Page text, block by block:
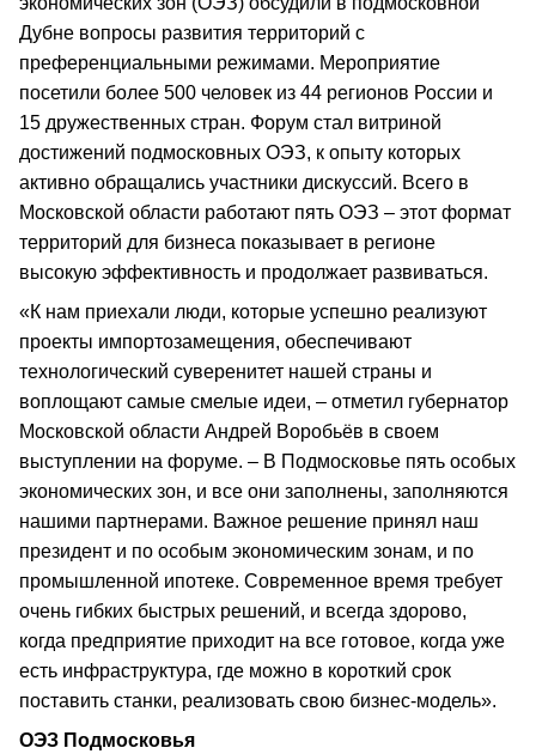
Дубне вопросы развития территорий с
преференциальными режимами. Мероприятие
посетили более 500 человек из 44 регионов России и
15 дружественных стран. Форум стал витриной
достижений подмосковных ОЭЗ, к опыту которых
активно обращались участники дискуссий. Всего в
Московской области работают пять ОЭЗ – этот формат
территорий для бизнеса показывает в регионе
высокую эффективность и продолжает развиваться.
«К нам приехали люди, которые успешно реализуют
проекты импортозамещения, обеспечивают
технологический суверенитет нашей страны и
воплощают самые смелые идеи, – отметил губернатор
Московской области Андрей Воробьёв в своем
выступлении на форуме. – В Подмосковье пять особых
экономических зон, и все они заполнены, заполняются
нашими партнерами. Важное решение принял наш
президент и по особым экономическим зонам, и по
промышленной ипотеке. Современное время требует
очень гибких быстрых решений, и всегда здорово,
когда предприятие приходит на все готовое, когда уже
есть инфраструктура, где можно в короткий срок
поставить станки, реализовать свою бизнес-модель».
ОЭЗ Подмосковья